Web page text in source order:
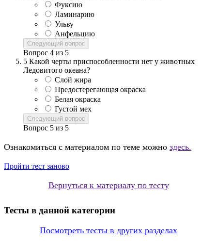
Фуксию
Ламинарию
Ульву
Анфельцию
Следующий вопрос
Вопрос 4 из 5
5 Какой черты приспособленности нет у животных
Ледовитого океана?
Слой жира
Предостерегающая окраска
Белая окраска
Густой мех
Следующий вопрос
Вопрос 5 из 5
Ознакомиться с материалом по теме можно здесь.
Пройти тест заново
Вернуться к материалу по тесту
Тесты в данной категории
Посмотреть тесты в других разделах